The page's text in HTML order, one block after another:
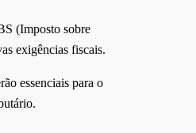
(Imposto sobre
exigências fiscais.
essenciais para o